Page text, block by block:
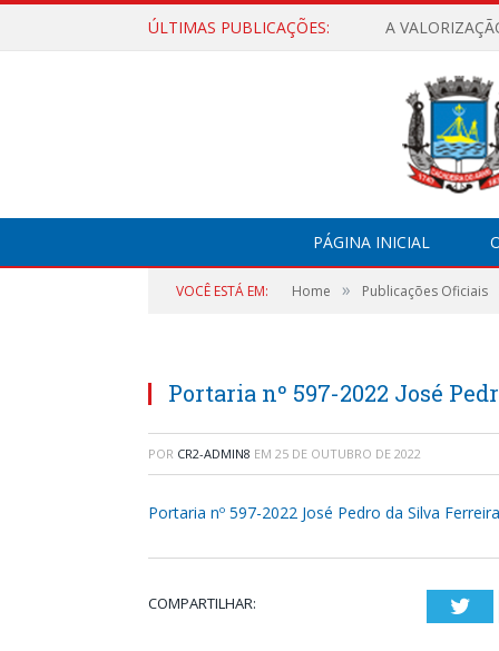
ÚLTIMAS PUBLICAÇÕES: A
PÁGINA INICIAL
VOCÊ ESTÁ EM: Home » Publicações Oficiais
Portaria nº 597-2022 José
POR CR2-ADMIN8 EM 25 DE OUTUBRO DE 2022
Portaria nº 597-2022 José Pedro da Silva Ferreira
COMPARTILHAR: